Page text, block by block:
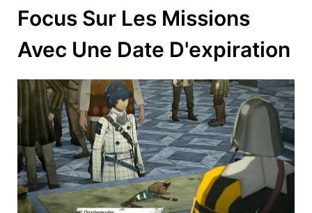
Focus Sur Les Missions
Avec Une Date D'expiration